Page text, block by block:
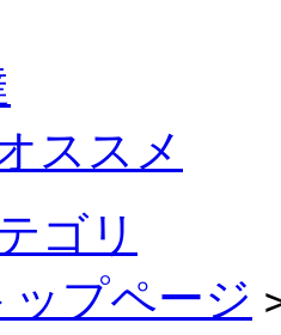
ススメ
ゴリ
ップページ